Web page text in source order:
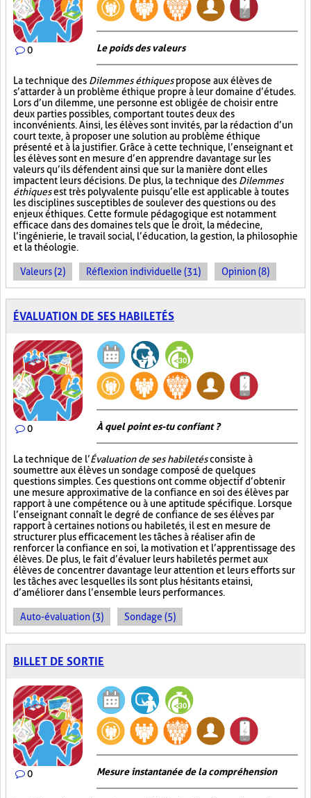
0 Le poids des valeurs
La technique des Dilemmes éthiquespropose aux élèves de
s’attarder à un problème éthique propre à leur domaine d’études.
Lors d’un dilemme, une personne est obligée de choisir entre
deux parties possibles, comportant toutes deux des
inconvénients. Ainsi, les élèves sont invités, par la rédaction d’un
court texte, à proposer une solution au problème éthique
présenté et à la justifier. Grâce à cette technique, l’enseignant et
les élèves sont en mesure d’en apprendre davantage sur les
valeurs qu’ils défendent ainsi que sur la manière dont elles
impactent leurs décisions. De plus, la technique des Dilemmes
éthiquesest très polyvalente puisqu’elle est applicable à toutes
les disciplines susceptibles de soulever des questions ou des
enjeux éthiques. Cette formule pédagogique est notamment
efficace dans des domaines tels que le droit, la médecine,
l’ingénierie, le travail social, l’éducation, la gestion, la philosophie
et la théologie.
Valeurs (2) Réflexion individuelle (31) Opinion (8)
ÉVALUATION DE SES HABILETÉS
0 À quel point es-tu confiant ?
La technique de l’Évaluation de ses habiletésconsiste à
soumettre aux élèves un sondage composé de quelques
questions simples. Ces questions ont comme objectif d’obtenir
une mesure approximative de la confiance en soi des élèves par
rapport à une compétence ou à une aptitude spécifique. Lorsque
l’enseignant connaît le degré de confiance de ses élèves par
rapport à certaines notions ou habiletés, il est en mesure de
structurer plus efficacement les tâches à réaliser afin de
renforcer la confiance en soi, la motivation et l’apprentissage des
élèves. De plus, le fait d’évaluer leurs habiletés permet aux
élèves de concentrer davantage leur attention et leurs efforts sur
les tâches avec lesquelles ils sont plus hésitants et ainsi,
d’améliorer dans l’ensemble leurs performances.
Auto-évaluation (3) Sondage (5)
BILLET DE SORTIE
0 Mesure instantanée de la compréhension